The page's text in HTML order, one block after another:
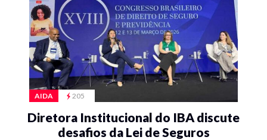
AIDA 205
Diretora Institucional do IBA discute
desafios da Lei de Seguros